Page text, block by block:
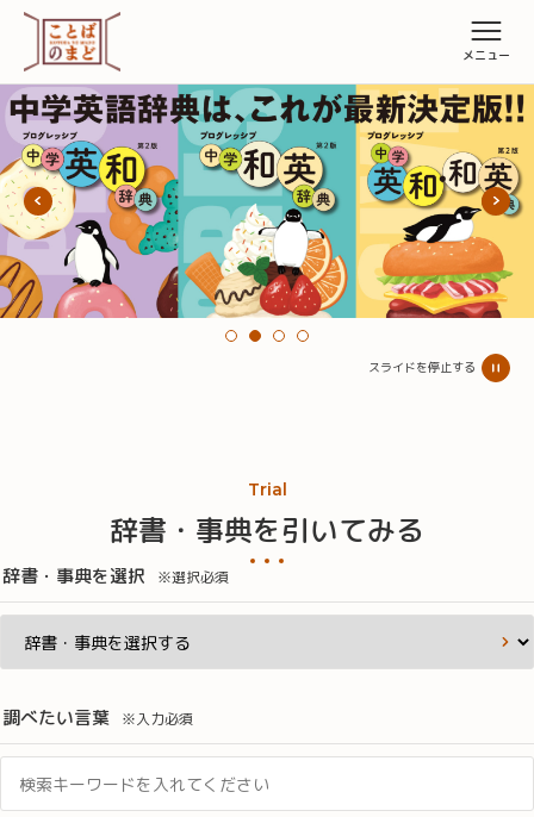
スライドを停止する
Trial
辞書・事典を引いてみる
辞書・事典を選択 ※選択必須
調べたい言葉 ※入力必須